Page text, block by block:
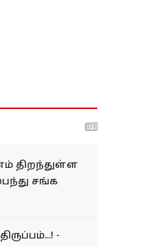
திறந்துள்ள
சங்க
-